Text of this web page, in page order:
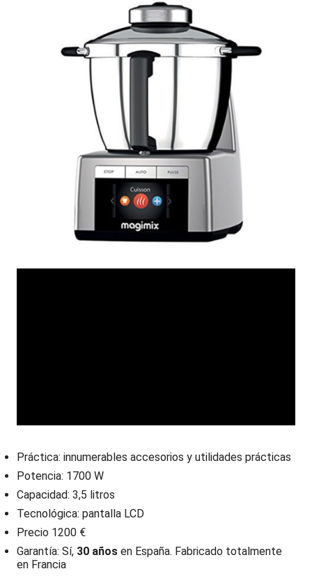
Práctica: innumerables accesorios y utilidades prácticas
Potencia: 1700 W
Capacidad: 3,5 litros
Tecnológica: pantalla LCD
Precio 1200 €
Garantía: Sí, 30 años en España. Fabricado totalmente
en Francia